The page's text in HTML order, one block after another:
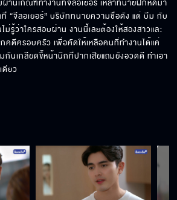
ผ่านเกณฑ์ทำงานที่จีลอเยอร์ เหล่าทนายฝึกหัดมา
ที่ “จีลอเยอร์” บริษัททนายความชื่อดัง แต่ บีม กับ
รู้ว่าใครสอบผ่าน งานนี้เลยต้องให้สองสาวและ
ดีครอบครัว เพื่อคัดให้เหลือคนที่ทำงานได้แค่
นเกลียดขี้หน้านิกที่ปากเสียแถมยังอวดดี ทำเอา
ดียว